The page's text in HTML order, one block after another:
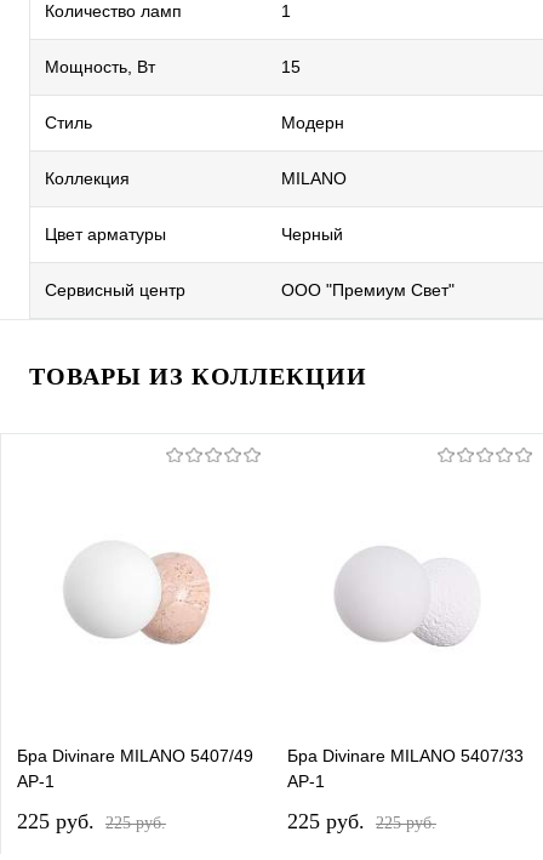
Количество ламп 1
Мощность, Вт 15
Стиль Модерн
Коллекция MILANO
Цвет арматуры Черный
Сервисный центр ООО "Премиум Свет"
ТОВАРЫ ИЗ КОЛЛЕКЦИИ
Бра Divinare MILANO 5407/49
AP-1
225 pуб. 225 pуб.
Бра Divinare MILANO 5407/33
AP-1
225 pуб. 225 pуб.